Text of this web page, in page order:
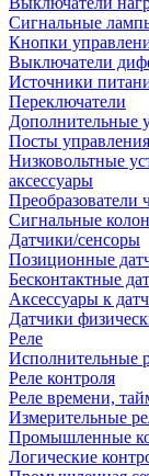
Сигнальные
Кнопки
Выключатели
Источники
Переключатели
Дополнительные
Посты
Низковольтные
аксессуары
Преобразователи
Сигнальные
Датчики/сенсоры
Позиционные
Бесконтактные
Аксессуары к
Датчики
Реле
Исполнительные
Реле контроля
Реле времени,
Измерительные
Промышленные
Логические